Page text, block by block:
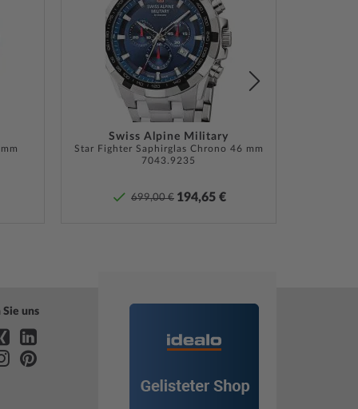
Box, Garantie Dok., Umkarton
Herstellergarantie! Die genaue Garantiebeschreibung
des Garantiegebers finden Sie bei Lieferung
in der Produktdokumentation.
Swiss Alpine Military
Star Fighter Saphirglas Chrono 46 mm
7043.9235
699,00 € 194,65 €
Sie uns